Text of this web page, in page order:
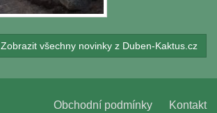
Zobrazit všechny novinky z Duben-Kaktus.cz
Obchodní podmínky Kontakt